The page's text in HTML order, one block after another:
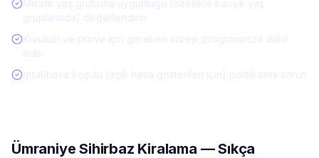
Ümraniye Sihirbaz Kiralama — Sıkça